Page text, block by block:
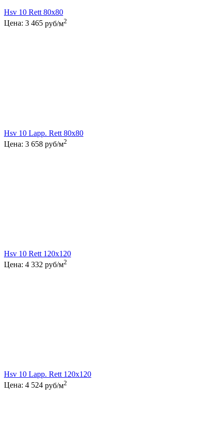
Hsv 10 Rett 80x80
Цена: 3 465 руб/м2
Hsv 10 Lapp. Rett 80x80
Цена: 3 658 руб/м2
Hsv 10 Rett 120x120
Цена: 4 332 руб/м2
Hsv 10 Lapp. Rett 120x120
Цена: 4 524 руб/м2